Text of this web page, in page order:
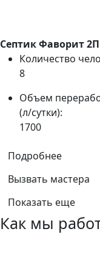
Септик Фаворит 2П
Количество
8
Объем
(л/сутки):
1700
Подробнее
Вызвать мастера
Показать еще
Как мы